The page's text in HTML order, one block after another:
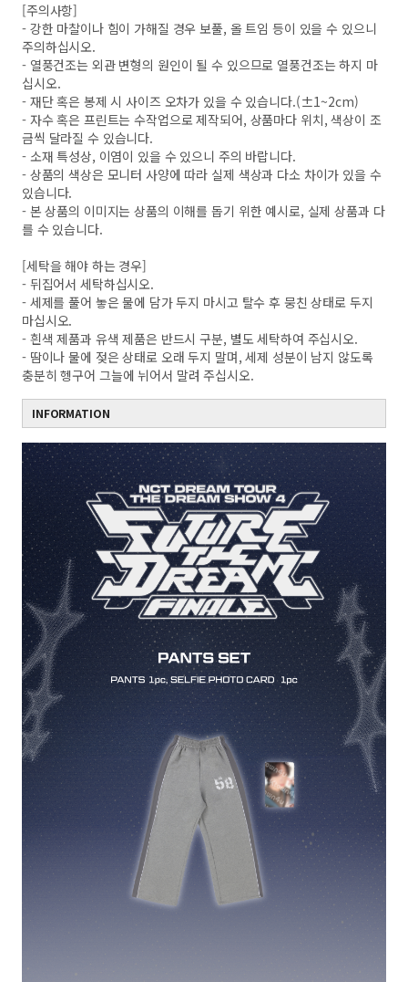
[주의사항]
- 강한 마찰이나 힘이 가해질 경우 보풀, 올 트임 등이 있을 수 있으니
주의하십시오.
- 열풍건조는 외관 변형의 원인이 될 수 있으므로 열풍건조는 하지 마
십시오.
- 재단 혹은 봉제 시 사이즈 오차가 있을 수 있습니다.(±1~2cm)
- 자수 혹은 프린트는 수작업으로 제작되어, 상품마다 위치, 색상이 조
금씩 달라질 수 있습니다.
- 소재 특성상, 이염이 있을 수 있으니 주의 바랍니다.
- 상품의 색상은 모니터 사양에 따라 실제 색상과 다소 차이가 있을 수
있습니다.
- 본 상품의 이미지는 상품의 이해를 돕기 위한 예시로, 실제 상품과 다
를 수 있습니다.
[세탁을 해야 하는 경우]
- 뒤집어서 세탁하십시오.
- 세제를 풀어 놓은 물에 담가 두지 마시고 탈수 후 뭉친 상태로 두지
마십시오.
- 흰색 제품과 유색 제품은 반드시 구분, 별도 세탁하여 주십시오.
- 땀이나 물에 젖은 상태로 오래 두지 말며, 세제 성분이 남지 않도록
충분히 헹구어 그늘에 뉘어서 말려 주십시오.
INFORMATION